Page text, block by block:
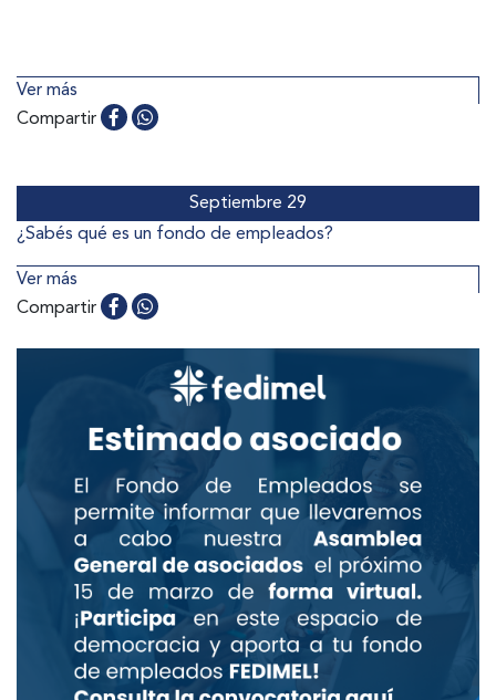
Ver más
Compartir
Septiembre 29
¿Sabés qué es un fondo de empleados?
Ver más
Compartir